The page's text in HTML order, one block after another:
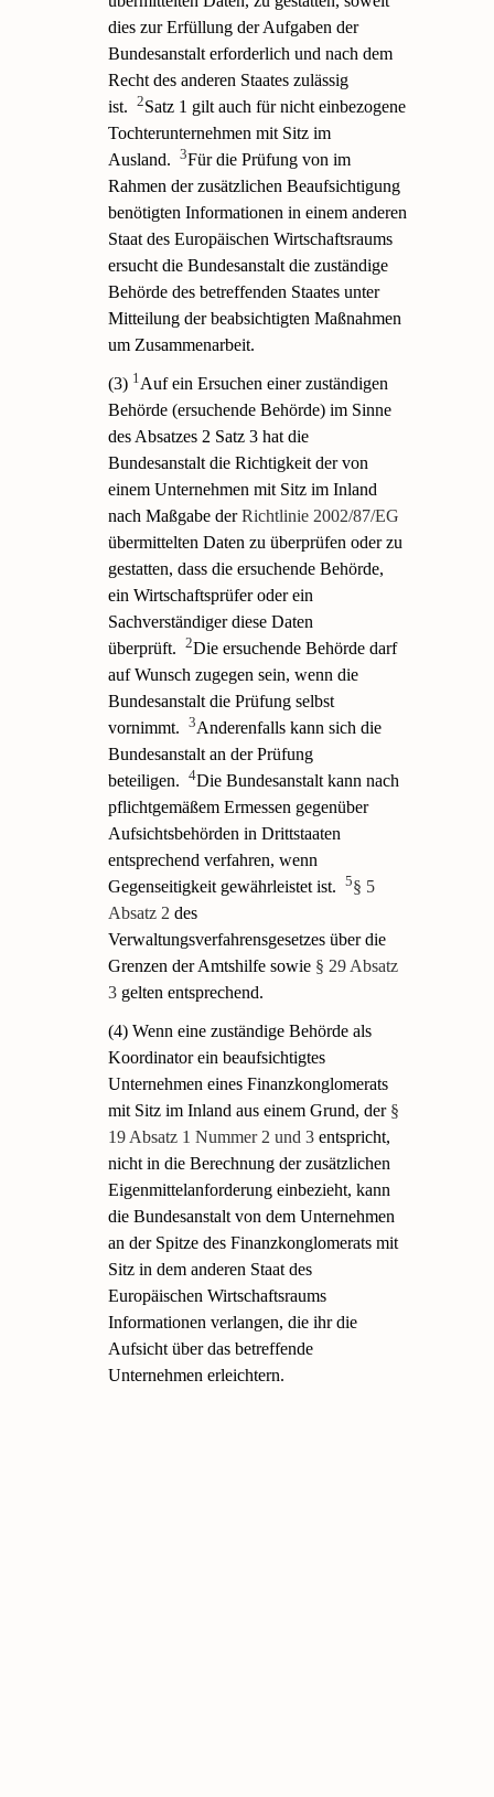
dies zur Erfüllung der Aufgaben der
Bundesanstalt erforderlich und nach dem
Recht des anderen Staates zulässig
ist.
2Satz 1 gilt auch für nicht einbezogene
Tochterunternehmen mit Sitz im
Ausland.
3Für die Prüfung von im
Rahmen der zusätzlichen Beaufsichtigung
benötigten Informationen in einem anderen
Staat des Europäischen Wirtschaftsraums
ersucht die Bundesanstalt die zuständige
Behörde des betreffenden Staates unter
Mitteilung der beabsichtigten Maßnahmen
um Zusammenarbeit.
(3) 1 Auf ein Ersuchen einer zuständigen
Behörde (ersuchende Behörde) im Sinne
des Absatzes 2 Satz 3 hat die
Bundesanstalt die Richtigkeit der von
einem Unternehmen mit Sitz im Inland
nach Maßgabe derRichtlinie 2002/87/EG
übermittelten Daten zu überprüfen oder zu
gestatten, dass die ersuchende Behörde,
ein Wirtschaftsprüfer oder ein
Sachverständiger diese Daten
überprüft.
2Die ersuchende Behörde darf
auf Wunsch zugegen sein, wenn die
Bundesanstalt die Prüfung selbst
vornimmt.
3Anderenfalls kann sich die
Bundesanstalt an der Prüfung
beteiligen.
4Die Bundesanstalt kann nach
pflichtgemäßem Ermessen gegenüber
Aufsichtsbehörden in Drittstaaten
entsprechend verfahren, wenn
Gegenseitigkeit gewährleistet ist.
5§ 5
Absatz 2 des
Verwaltungsverfahrensgesetzes über die
Grenzen der Amtshilfe sowie § 29 Absatz
3 gelten entsprechend.
(4) Wenn eine zuständige Behörde als
Koordinator ein beaufsichtigtes
Unternehmen eines Finanzkonglomerats
mit Sitz im Inland aus einem Grund, der §
19 Absatz 1 Nummer 2 und 3 entspricht,
nicht in die Berechnung der zusätzlichen
Eigenmittelanforderung einbezieht, kann
die Bundesanstalt von dem Unternehmen
an der Spitze des Finanzkonglomerats mit
Sitz in dem anderen Staat des
Europäischen Wirtschaftsraums
Informationen verlangen, die ihr die
Aufsicht über das betreffende
Unternehmen erleichtern.